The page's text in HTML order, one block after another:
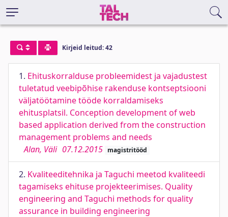
Kirjeid leitud: 42
1. Ehituskorralduse probleemidest ja vajadustest
tuletatud veebipõhise rakenduse kontseptsiooni
väljatöötamine tööde korraldamiseks
ehitusplatsil. Conception development of web
based application derived from the construction
management problems and needs
Alan, Väli 07.12.2015 magistritööd
2. Kvaliteeditehnika ja Taguchi meetod kvaliteedi
tagamiseks ehituse projekteerimises. Quality
engineering and Taguchi methods for quality
assurance in building engineering